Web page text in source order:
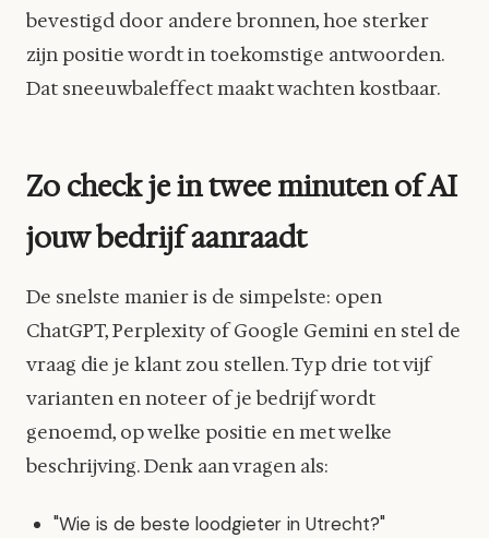
bevestigd door andere bronnen, hoe sterker
zijn positie wordt in toekomstige antwoorden.
Dat sneeuwbaleffect maakt wachten kostbaar.
Zo check je in twee minuten of AI
jouw bedrijf aanraadt
De snelste manier is de simpelste: open
ChatGPT, Perplexity of Google Gemini en stel de
vraag die je klant zou stellen. Typ drie tot vijf
varianten en noteer of je bedrijf wordt
genoemd, op welke positie en met welke
beschrijving. Denk aan vragen als:
"Wie is de beste loodgieter in Utrecht?"